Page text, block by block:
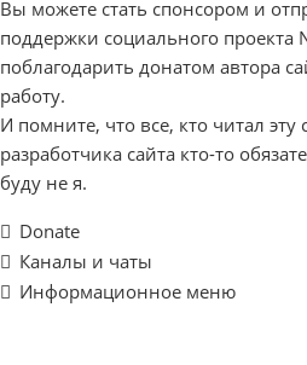
Вы можете стать спонсором и
поддержки социального проекта
поблагодарить донатом автора
работу.
И помните, что все, кто читал эту
разработчика сайта кто-то
буду не я.
Donate
Каналы и чаты
Информационное меню